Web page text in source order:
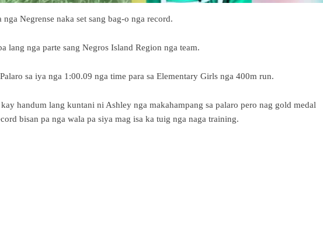
Negrense naka set sang bag-o nga record.
lang nga parte sang Negros Island Region nga team.
sa iya nga 1:00.09 nga time para sa Elementary Girls nga 400m run.
handum lang kuntani ni Ashley nga makahampang sa palaro pero nag gold medal
bisan pa nga wala pa siya mag isa ka tuig nga naga training.